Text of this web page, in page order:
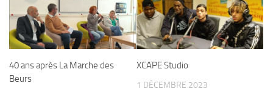
40 ans après La Marche des
Beurs
XCAPE Studio
1 DÉCEMBRE 2023